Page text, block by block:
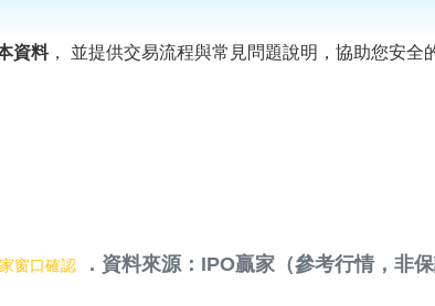
資料， 並提供交易流程與常見問題說明，協助您安全
窗口確認
．資料來源：IPO贏家（參考行情，非